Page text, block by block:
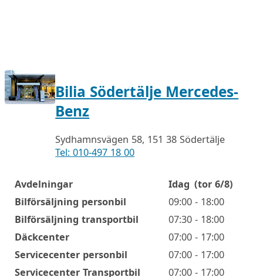
Bilia Södertälje Mercedes-
Benz
Sydhamnsvägen 58, 151 38 Södertälje
Tel: 010-497 18 00
Öppettider
Avdelningar Idag (tor 6/8)
Bilförsäljning personbil
09:00 - 18:00
Bilförsäljning transportbil
07:30 - 18:00
Däckcenter
07:00 - 17:00
Servicecenter personbil
07:00 - 17:00
Servicecenter Transportbil
07:00 - 17:00